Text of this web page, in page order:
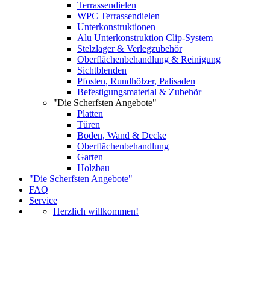
Terrassendielen
WPC Terrassendielen
Unterkonstruktionen
Alu Unterkonstruktion Clip-System
Stelzlager & Verlegzubehör
Oberflächenbehandlung & Reinigung
Sichtblenden
Pfosten, Rundhölzer, Palisaden
Befestigungsmaterial & Zubehör
"Die Scherfsten Angebote"
Platten
Türen
Boden, Wand & Decke
Oberflächenbehandlung
Garten
Holzbau
"Die Scherfsten Angebote"
FAQ
Service
Herzlich willkommen!